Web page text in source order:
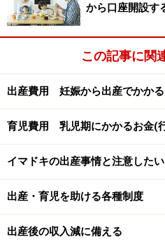
2023年中にジュニア
リットは？
2023年でジュニアNISAは廃
投資ができなくなるのに、
くメリットはあるのでしょ
を開設している場合、2024
いては以下のことが決まって
降はいつでも払い出し可能に
・非課税期間（5年）の終
定（*1）にて18歳まで非課税
から口座開設す
この記事に関
出産費用 妊娠から出産でかか
育児費用 乳児期にかかるお金(
イマドキの出産事情と注意した
出産・育児を助ける各種制度
出産後の収入減に備える